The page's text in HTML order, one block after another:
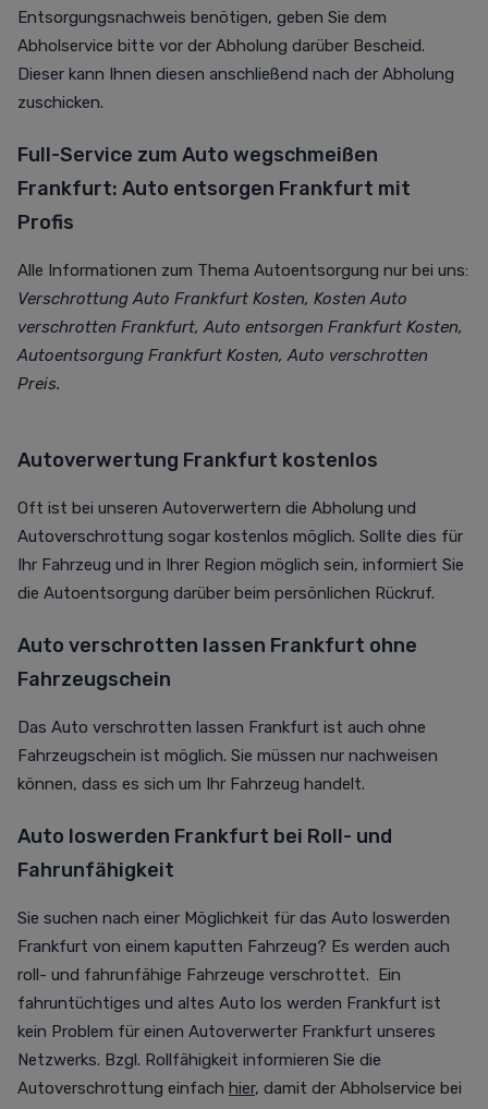
Entsorgungsnachweis benötigen, geben Sie dem
Abholservice bitte vor der Abholung darüber Bescheid.
Dieser kann Ihnen diesen anschließend nach der Abholung
zuschicken.
Full-Service zum Auto wegschmeißen
Frankfurt: Auto entsorgen Frankfurt mit
Profis
Alle Informationen zum Thema Autoentsorgung nur bei uns:
Verschrottung Auto Frankfurt Kosten, Kosten Auto
verschrotten Frankfurt, Auto entsorgen Frankfurt Kosten,
Autoentsorgung Frankfurt Kosten, Auto verschrotten
Preis.
Autoverwertung Frankfurt kostenlos
Oft ist bei unseren Autoverwertern die Abholung und
Autoverschrottung sogar kostenlos möglich. Sollte dies für
Ihr Fahrzeug und in Ihrer Region möglich sein, informiert Sie
die Autoentsorgung darüber beim persönlichen Rückruf.
Auto verschrotten lassen Frankfurt ohne
Fahrzeugschein
Das Auto verschrotten lassen Frankfurt ist auch ohne
Fahrzeugschein ist möglich. Sie müssen nur nachweisen
können, dass es sich um Ihr Fahrzeug handelt.
Auto loswerden Frankfurt bei Roll- und
Fahrunfähigkeit
Sie suchen nach einer Möglichkeit für das Auto loswerden
Frankfurt von einem kaputten Fahrzeug? Es werden auch
roll- und fahrunfähige Fahrzeuge verschrottet. Ein
fahruntüchtiges und altes Auto los werden Frankfurt ist
kein Problem für einen Autoverwerter Frankfurt unseres
Netzwerks. Bzgl. Rollfähigkeit informieren Sie die
Autoverschrottung einfach hier, damit der Abholservice bei